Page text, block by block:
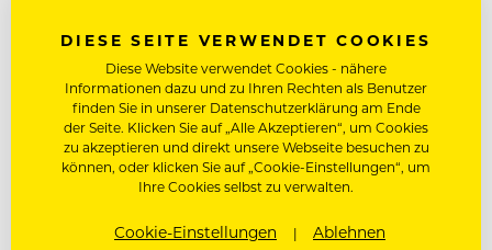
DIESE SEITE VERWENDET COOKIES
Diese Website verwendet Cookies - nähere
Informationen dazu und zu Ihren Rechten als Benutzer
finden Sie in unserer Datenschutzerklärung am Ende
der Seite. Klicken Sie auf „Alle Akzeptieren“, um Cookies
zu akzeptieren und direkt unsere Webseite besuchen zu
können, oder klicken Sie auf „Cookie-Einstellungen“, um
Ihre Cookies selbst zu verwalten.
Cookie-Einstellungen Ablehnen